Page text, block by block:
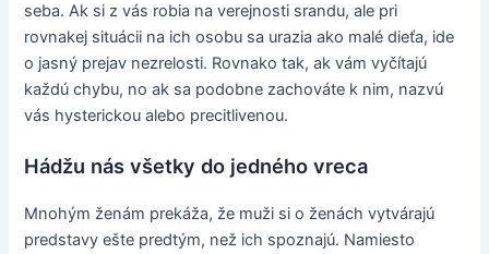
seba. Ak si z vás robia na verejnosti srandu, ale pri
rovnakej situácii na ich osobu sa urazia ako malé dieťa, ide
o jasný prejav nezrelosti. Rovnako tak, ak vám vyčítajú
každú chybu, no ak sa podobne zachováte k nim, nazvú
vás hysterickou alebo precitlivenou.
Hádžu nás všetky do jedného vreca
Mnohým ženám prekáža, že muži si o ženách vytvárajú
predstavy ešte predtým, než ich spoznajú. Namiesto